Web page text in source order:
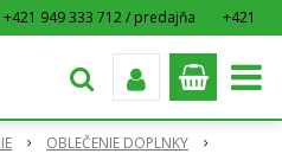
+421 949 333 712 / predajňa
+421
OBLEČENIE DOPLNKY